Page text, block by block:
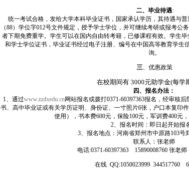
二、毕业待遇:
统一考试合格，发给大学本科毕业证书，国家承认学历，其待遇与
（88）学位字012号文件规定，授予学士学位，并可继续考研或报考公
者下期免费重学。学生可以在国内自由转考籍，已修课程有效。学生
和学士学位证书，毕业证书经过电子注册、编号在中国高等教育学生
询。
三、优惠政策
在校期间有 3000元助学金(每学
四、报名办法：
1、通过www.zzdxedu.cn网站报名或拨打0371-60397363报名，经审核
书、高中毕业证或有关学历证明、身份证、一寸照片6张，户口本复印
使用），书本费600元，保险100元，军训费400元
2、报名时间：即日起开始报
3、报名地点：河南省郑州市中原路103号
联系人：张老师
电话:0371-60397363 15890008760 张老
在线 QQ:1050023999 344517760